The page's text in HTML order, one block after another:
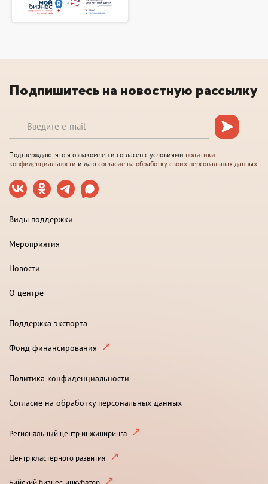
Подпишитесь на новостную рассылку
Подтверждаю, что я ознакомлен и согласен с условиями политики
конфиденциальности и даю согласие на обработку своих персональных данных
Виды поддержки
Мероприятия
Новости
О центре
Поддержка экспорта
Фонд финансирования
Политика конфиденциальности
Согласие на обработку персональных данных
Региональный центр инжиниринга
Центр кластерного развития